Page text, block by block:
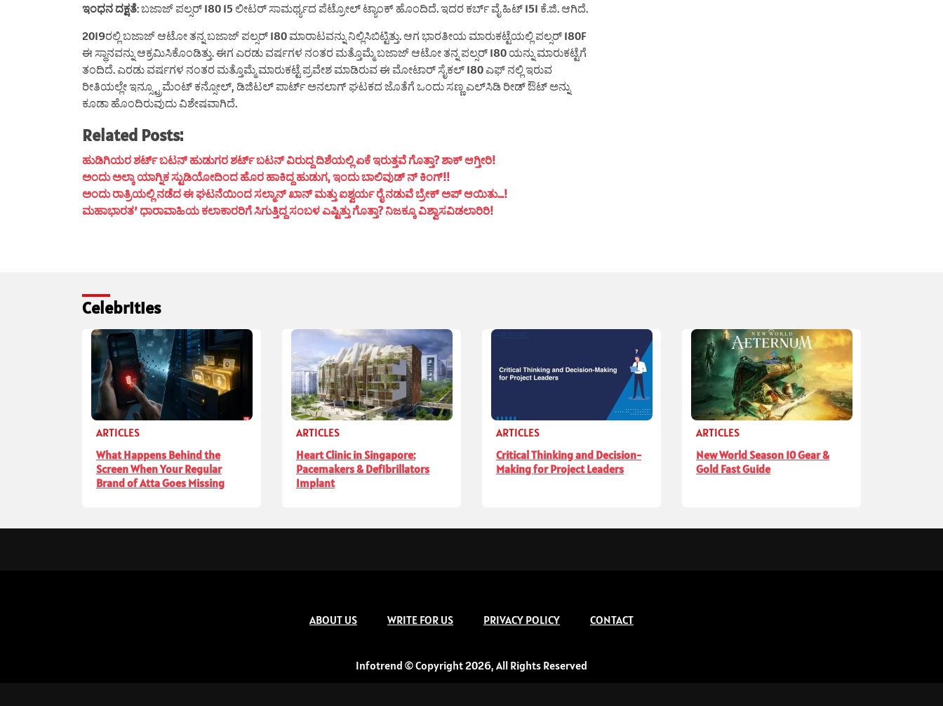
ಇಂಧನ ದಕ್ಷತೆ: ಬಜಾಜ್ ಪಲ್ಸರ್ 180 15 ಲೀಟರ್ ಸಾಮರ್ಥ್ಯದ ಪೆಟ್ರೋಲ್ ಟ್ಯಾಂಕ್ ಹೊಂದಿದೆ. ಇದರ ಕರ್ಬ್ ವೈ ಹಿಟ್ 151 ಕೆ.ಜಿ. ಆಗಿದೆ.
2019ರಲ್ಲಿ ಬಜಾಜ್ ಆಟೋ ತನ್ನ ಬಜಾಜ್ ಪಲ್ಸರ್ 180 ಮಾರಾಟವನ್ನು ನಿಲ್ಲಿಸಿಬಿಟ್ಟಿತ್ತು. ಆಗ ಭಾರತೀಯ ಮಾರುಕಟ್ಟೆಯಲ್ಲಿ ಪಲ್ಸರ್ 180F
ಈ ಸ್ಥಾನವನ್ನು ಆಕ್ರಮಿಸಿಕೊಂಡಿತ್ತು. ಈಗ ಎರಡು ವರ್ಷಗಳ ನಂತರ ಮತ್ತೊಮ್ಮೆ ಬಜಾಜ್ ಆಟೋ ತನ್ನ ಪಲ್ಸರ್ 180 ಯನ್ನು ಮಾರುಕಟ್ಟೆಗೆ
ತಂದಿದೆ. ಎರಡು ವರ್ಷಗಳ ನಂತರ ಮತ್ತೊಮ್ಮೆ ಮಾರುಕಟ್ಟೆ ಪ್ರವೇಶ ಮಾಡಿರುವ ಈ ಮೋಟಾರ್ ಸೈಕಲ್ 180 ಎಫ್ ನಲ್ಲಿ ಇರುವ
ರೀತಿಯಲ್ಲೇ ಇನ್ಸ್ಟ್ರೂಮೆಂಟ್ ಕನ್ಸೋಲ್, ಡಿಜಿಟಲ್ ಪಾರ್ಟ್ ಅನಲಾಗ್ ಘಟಕದ ಜೊತೆಗೆ ಒಂದು ಸಣ್ಣ ಎಲ್‌ಸಿಡಿ ರೀಡ್‌ ಔಟ್ ಅನ್ನು
ಕೂಡಾ ಹೊಂದಿರುವುದು ವಿಶೇಷವಾಗಿದೆ.
Related Posts:
ಹುಡಿಗಿಯರ ಶರ್ಟ್ ಬಟನ್ ಹುಡುಗರ ಶರ್ಟ್ ಬಟನ್ ವಿರುದ್ದ ದಿಶೆಯಲ್ಲಿ ಏಕೆ ಇರುತ್ತವೆ ಗೊತ್ತಾ? ಶಾಕ್ ಆಗ್ತೀರಿ!
ಅಂದು ಅಲ್ಕಾ ಯಾಗ್ನಿಕ ಸ್ಟುಡಿಯೋದಿಂದ ಹೊರ ಹಾಕಿದ್ದ ಹುಡುಗ, ಇಂದು ಬಾಲಿವುಡ್ ನ್ ಕಿಂಗ್!!
ಅಂದು ರಾತ್ರಿಯಲ್ಲಿ ನಡೆದ ಈ ಘಟನೆಯಿಂದ ಸಲ್ಮಾನ್ ಖಾನ್ ಮತ್ತು ಐಶ್ವರ್ಯ ರೈ ನಡುವೆ ಬ್ರೇಕ್ ಅಪ್ ಆಯಿತು…!
ಮಹಾಭಾರತ’ ಧಾರಾವಾಹಿಯ ಕಲಾಕಾರರಿಗೆ ಸಿಗುತ್ತಿದ್ದ ಸಂಬಳ ಎಷ್ಟಿತ್ತು ಗೊತ್ತಾ? ನಿಜಕ್ಕೂ ವಿಶ್ವಾಸವಿಡಲಾರಿರಿ!
Celebrities
ARTICLES
What Happens Behind the
Screen When Your Regular
Brand of Atta Goes Missing
ARTICLES
Heart Clinic in Singapore:
Pacemakers & Defibrillators
Implant
ARTICLES
Critical Thinking and Decision-
Making for Project Leaders
ARTICLES
New World Season 10 Gear &
Gold Fast Guide
ABOUT US WRITE FOR US PRIVACY POLICY CONTACT
Infotrend © Copyright 2026, All Rights Reserved